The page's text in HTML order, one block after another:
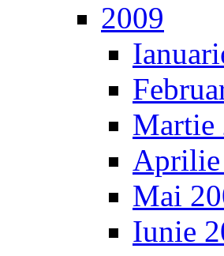
2009
Martie
Aprilie
Mai
Iunie